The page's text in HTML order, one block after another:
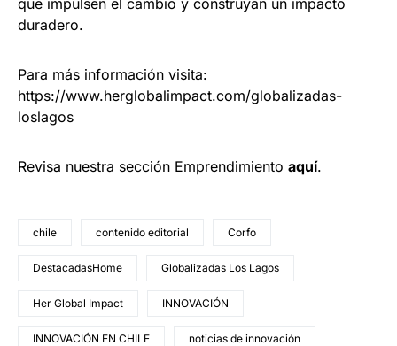
duradero.
Para más información visita:
https://www.herglobalimpact.com/globalizadas-
loslagos
Revisa nuestra sección Emprendimiento aquí.
chile contenido editorial Corfo
DestacadasHome Globalizadas Los Lagos
Her Global Impact INNOVACIÓN
INNOVACIÓN EN CHILE noticias de innovación